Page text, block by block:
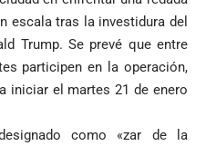
escala tras la investidura del
Trump. Se prevé que entre
participen en la operación,
iniciar el martes 21 de enero
como «zar de la
de Medellín
«Gury»
Rodríguez y
Damián Pérez
es
de
tras
y
Países Bajos
en un vibrante
duelo
mundialista
juntos